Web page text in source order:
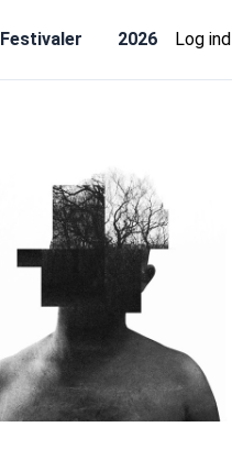
Festivaler 2026 Log ind